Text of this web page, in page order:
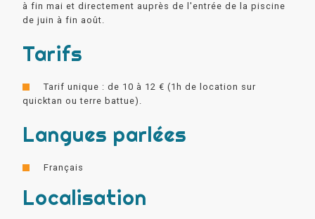
à fin mai et directement auprès de l'entrée de la piscine
de juin à fin août.
Tarifs
Tarif unique : de 10 à 12 € (1h de location sur
quicktan ou terre battue).
Langues parlées
Français
Localisation